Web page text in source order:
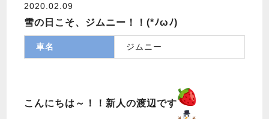
2020.02.09
雪の日こそ、ジムニー！！(*ﾉωﾉ)
車名 ジムニー
こんにちは～！！新人の渡辺です